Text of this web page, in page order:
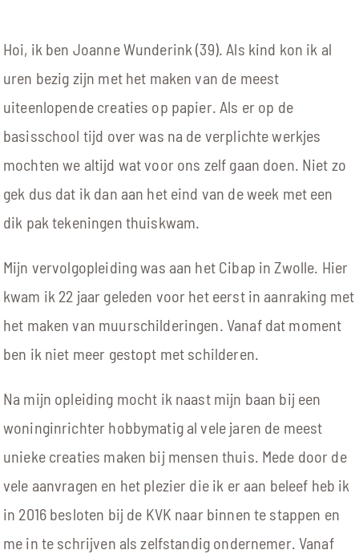
CONTACT
Hoi, ik ben Joanne Wunderink (39). Als kind kon ik al
uren bezig zijn met het maken van de meest
uiteenlopende creaties op papier. Als er op de
basisschool tijd over was na de verplichte werkjes
mochten we altijd wat voor ons zelf gaan doen. Niet zo
gek dus dat ik dan aan het eind van de week met een
dik pak tekeningen thuiskwam.
Mijn vervolgopleiding was aan het Cibap in Zwolle. Hier
kwam ik 22 jaar geleden voor het eerst in aanraking met
het maken van muurschilderingen. Vanaf dat moment
ben ik niet meer gestopt met schilderen.
Na mijn opleiding mocht ik naast mijn baan bij een
woninginrichter hobbymatig al vele jaren de meest
unieke creaties maken bij mensen thuis. Mede door de
vele aanvragen en het plezier die ik er aan beleef heb ik
in 2016 besloten bij de KVK naar binnen te stappen en
me in te schrijven als zelfstandig ondernemer. Vanaf